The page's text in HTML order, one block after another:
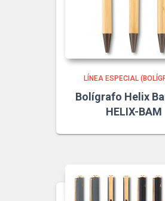
LÍNEA ESPECIAL
Bolígrafo Helix
HELIX-BAM